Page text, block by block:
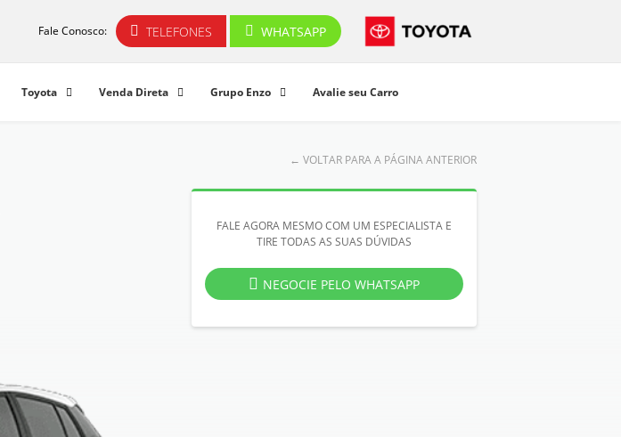
Fale Conosco: TELEFONES WHATSAPP
Toyota Venda Direta Grupo Enzo Avalie seu Carro
← VOLTAR PARA A PÁGINA ANTERIOR
FALE AGORA MESMO COM UM ESPECIALISTA E
TIRE TODAS AS SUAS DÚVIDAS
NEGOCIE PELO WHATSAPP